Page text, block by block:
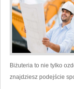
Biżuteria to nie tylko
znajdziesz podejście